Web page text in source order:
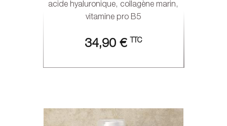
acide hyaluronique, collagène marin,
vitamine pro B5
34,90 € TTC